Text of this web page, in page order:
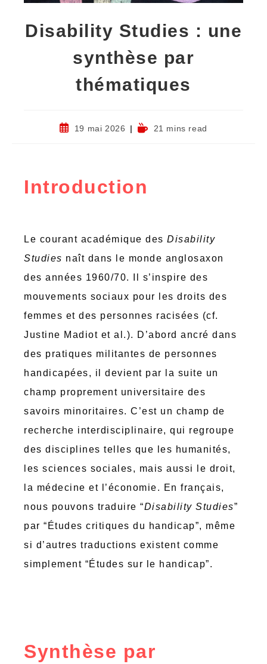
Disability Studies : une
synthèse par
thématiques
19 mai 2026 21 mins read
Introduction
Le courant académique des Disability
Studies naît dans le monde anglosaxon
des années 1960/70. Il s’inspire des
mouvements sociaux pour les droits des
femmes et des personnes racisées (cf.
Justine Madiot et al.). D’abord ancré dans
des pratiques militantes de personnes
handicapées, il devient par la suite un
champ proprement universitaire des
savoirs minoritaires. C’est un champ de
recherche interdisciplinaire, qui regroupe
des disciplines telles que les humanités,
les sciences sociales, mais aussi le droit,
la médecine et l’économie. En français,
nous pouvons traduire “Disability Studies”
par “Études critiques du handicap”, même
si d’autres traductions existent comme
simplement “Études sur le handicap”.
Synthèse par